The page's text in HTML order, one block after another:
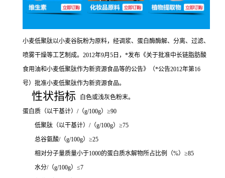
小麦低聚肽以小麦谷朊粉为原料，经调浆、蛋白酶酶解、分离、过滤、
喷雾干燥等工艺制成。2012年9月5日，*发布《关于批准中长链脂肪酸
食用油和小麦低聚肽作为新资源食品等的公告》（*公告2012年第16
号）批准小麦低聚肽作为新资源食品。
性状指标
白色或浅灰色粉末。
蛋白质（以干基计）/（g/100g）≥90
低聚肽（以干基计）/（g/100g）≥75
总谷氨酸/（g/100g）≥25
相对分子量质量小于1000的蛋白质水解物所占比例（%）≥85
水分/（g/100g）≤7